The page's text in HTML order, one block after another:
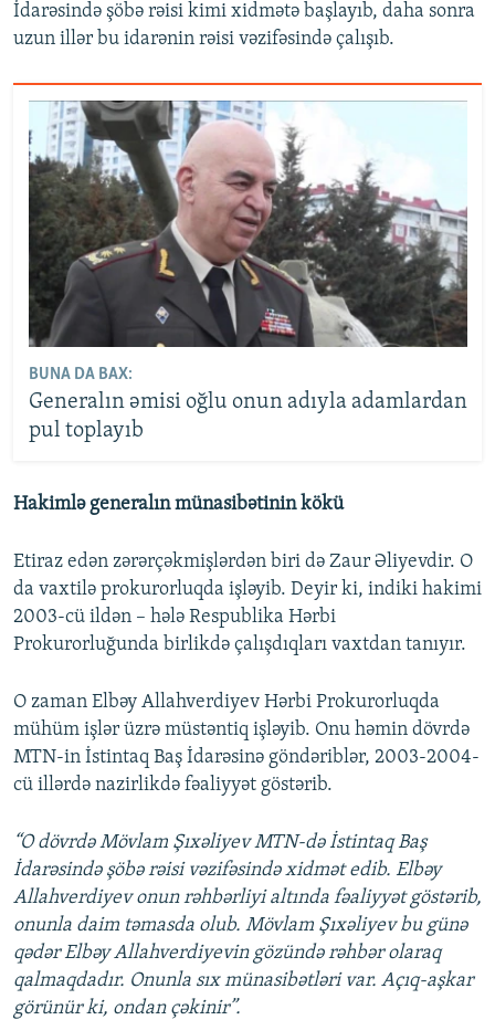
İdarəsində şöbə rəisi kimi xidmətə başlayıb, daha sonra
uzun illər bu idarənin rəisi vəzifəsində çalışıb.
BUNA DA BAX:
Generalın əmisi oğlu onun adıyla adamlardan
pul toplayıb
Hakimlə generalın münasibətinin kökü
Etiraz edən zərərçəkmişlərdən biri də Zaur Əliyevdir. O
da vaxtilə prokurorluqda işləyib. Deyir ki, indiki hakimi
2003-cü ildən – hələ Respublika Hərbi
Prokurorluğunda birlikdə çalışdıqları vaxtdan tanıyır.
O zaman Elbəy Allahverdiyev Hərbi Prokurorluqda
mühüm işlər üzrə müstəntiq işləyib. Onu həmin dövrdə
MTN-in İstintaq Baş İdarəsinə göndəriblər, 2003-2004-
cü illərdə nazirlikdə fəaliyyət göstərib.
“O dövrdə Mövlam Şıxəliyev MTN-də İstintaq Baş
İdarəsində şöbə rəisi vəzifəsində xidmət edib. Elbəy
Allahverdiyev onun rəhbərliyi altında fəaliyyət göstərib,
onunla daim təmasda olub. Mövlam Şıxəliyev bu günə
qədər Elbəy Allahverdiyevin gözündə rəhbər olaraq
qalmaqdadır. Onunla sıx münasibətləri var. Açıq-aşkar
görünür ki, ondan çəkinir”.